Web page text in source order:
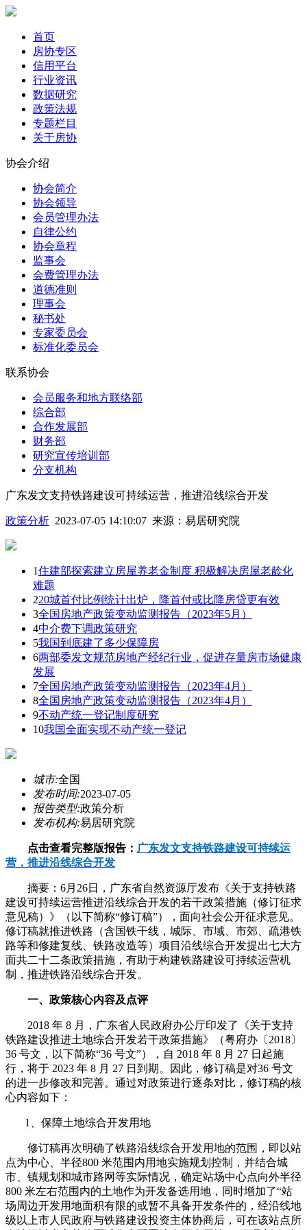
首页
房协专区
信用平台
行业资讯
数据研究
政策法规
专题栏目
关于房协
协会介绍
协会简介
协会领导
会员管理办法
自律公约
协会章程
监事会
会费管理办法
道德准则
理事会
秘书处
专家委员会
标准化委员会
联系协会
会员服务和地方联络部
综合部
合作发展部
财务部
研究宣传培训部
分支机构
广东发文支持铁路建设可持续运营，推进沿线综合开发
政策分析 2023-07-05 14:10:07 来源： 易居研究院
1住建部探索建立房屋养老金制度 积极解决房屋老龄化
难题
220城首付比例统计出炉，降首付或比降房贷更有效
3全国房地产政策变动监测报告（2023年5月）
4中介费下调政策研究
5我国到底建了多少保障房
6两部委发文规范房地产经纪行业，促进存量房市场健康
发展
7全国房地产政策变动监测报告（2023年4月）
8全国房地产政策变动监测报告（2023年4月）
9不动产统一登记制度研究
10我国全面实现不动产统一登记
城市:全国
发布时间:2023-07-05
报告类型:政策分析
发布机构:易居研究院
点击查看完整版报告： 广东发文支持铁路建设可持续运
营，推进沿线综合开发
摘要：6月26日，广东省自然资源厅发布《关于支持铁路
建设可持续运营推进沿线综合开发的若干政策措施（修订征求
意见稿）》（以下简称“修订稿”），面向社会公开征求意见。
修订稿就推进铁路（含国铁干线，城际、市域、市郊、疏港铁
路等和修建复线、铁路改造等）项目沿线综合开发提出七大方
面共二十二条政策措施，有助于构建铁路建设可持续运营机
制，推进铁路沿线综合开发。
一、政策核心内容及点评
2018 年 8 月，广东省人民政府办公厅印发了《关于支持
铁路建设推进土地综合开发若干政策措施》（粤府办〔2018〕
36 号文，以下简称“36 号文”），自 2018 年 8 月 27 日起施
行，将于 2023 年 8 月 27 日到期。因此，修订稿是对36 号文
的进一步修改和完善。通过对政策进行逐条对比，修订稿的核
心内容如下：
1、保障土地综合开发用地
修订稿再次明确了铁路沿线综合开发用地的范围，即以站
点为中心、半径800 米范围内用地实施规划控制，并结合城
市、镇规划和城市路网等实际情况，确定站场中心点向外半径
800 米左右范围内的土地作为开发备选用地，同时增加了“站
场周边开发用地面积有限的或暂不具备开发条件的，经沿线地
级以上市人民政府与铁路建设投资主体协商后，可在该站点所